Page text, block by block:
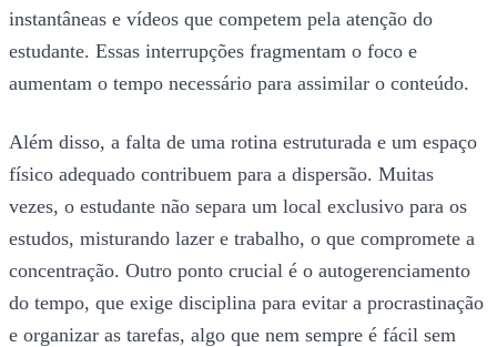
instantâneas e vídeos que competem pela atenção do
estudante. Essas interrupções fragmentam o foco e
aumentam o tempo necessário para assimilar o conteúdo.
Além disso, a falta de uma rotina estruturada e um espaço
físico adequado contribuem para a dispersão. Muitas
vezes, o estudante não separa um local exclusivo para os
estudos, misturando lazer e trabalho, o que compromete a
concentração. Outro ponto crucial é o autogerenciamento
do tempo, que exige disciplina para evitar a procrastinação
e organizar as tarefas, algo que nem sempre é fácil sem